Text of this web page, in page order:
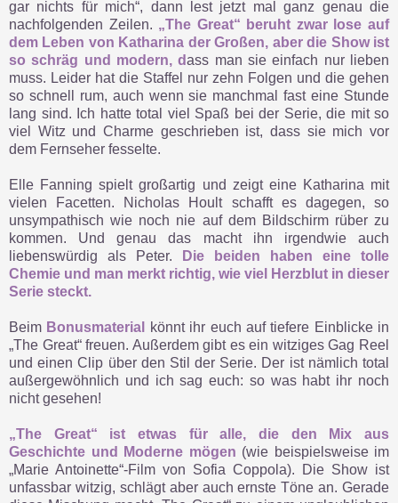
gar nichts für mich“, dann lest jetzt mal ganz genau die
nachfolgenden Zeilen. „The Great“ beruht zwar lose auf
dem Leben von Katharina der Großen, aber die Show ist
so schräg und modern, dass man sie einfach nur lieben
muss. Leider hat die Staffel nur zehn Folgen und die gehen
so schnell rum, auch wenn sie manchmal fast eine Stunde
lang sind. Ich hatte total viel Spaß bei der Serie, die mit so
viel Witz und Charme geschrieben ist, dass sie mich vor
dem Fernseher fesselte.
Elle Fanning spielt großartig und zeigt eine Katharina mit
vielen Facetten. Nicholas Hoult schafft es dagegen, so
unsympathisch wie noch nie auf dem Bildschirm rüber zu
kommen. Und genau das macht ihn irgendwie auch
liebenswürdig als Peter. Die beiden haben eine tolle
Chemie und man merkt richtig, wie viel Herzblut in dieser
Serie steckt.
Beim Bonusmaterial
könnt ihr euch auf tiefere Einblicke in
„The Great“ freuen. Außerdem gibt es ein witziges Gag Reel
und einen Clip über den Stil der Serie. Der ist nämlich total
außergewöhnlich und ich sag euch: so was habt ihr noch
nicht gesehen!
„The Great“ ist etwas für alle, die den Mix aus
Geschichte und Moderne mögen (wie beispielsweise im
„Marie Antoinette“-Film von Sofia Coppola). Die Show ist
unfassbar witzig, schlägt aber auch ernste Töne an. Gerade